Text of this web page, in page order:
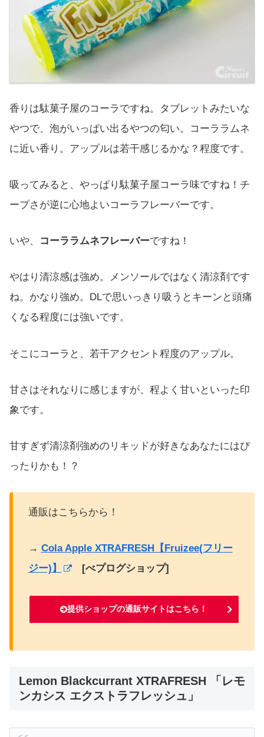
香りは駄菓子屋のコーラですね。タブレットみたいな
やつで、泡がいっぱい出るやつの匂い。コーララムネ
に近い香り。アップルは若干感じるかな？程度です。
吸ってみると、やっぱり駄菓子屋コーラ味ですね！チ
ープさが逆に心地よいコーラフレーバーです。
いや、 コーララムネフレーバーですね！
やはり清涼感は強め。メンソールではなく清涼剤です
ね。かなり強め。DLで思いっきり吸うとキーンと頭痛
くなる程度には強いです。
そこにコーラと、若干アクセント程度のアップル。
甘さはそれなりに感じますが、程よく甘いといった印
象です。
甘すぎず清涼剤強めのリキッドが好きなあなたにはぴ
ったりかも！？
通販はこちらから！
→ Cola Apple XTRAFRESH【Fruizee(フリー
ジー)】
[べプログショップ]
提供ショップの通販サイトはこちら！
Lemon Blackcurrant XTRAFRESH 「レモ
ンカシス エクストラフレッシュ」